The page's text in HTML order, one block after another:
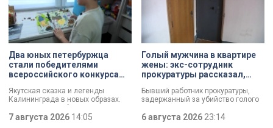
Два юных петербуржца
стали победителями
всероссийского конкурса
Якутская сказка и легенды
Калининграда в новых образах.
победителями всероссийского
7 августа 2026 14:05
Голый мужчина в квартире
жены: экс-сотрудник
прокуратуры рассказал,
Бывший работник прокуратуры,
задержанный за убийство голого
которые толкнули его на страшное
6 августа 2026 23:14